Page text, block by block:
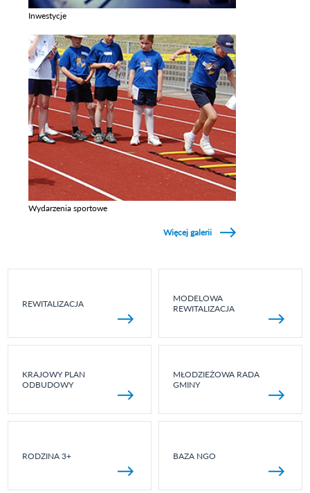
Inwestycje
Wydarzenia sportowe
Więcej galerii
REWITALIZACJA
MODELOWA
REWITALIZACJA
KRAJOWY PLAN
ODBUDOWY
MŁODZIEŻOWA RADA
GMINY
RODZINA 3+ BAZA NGO